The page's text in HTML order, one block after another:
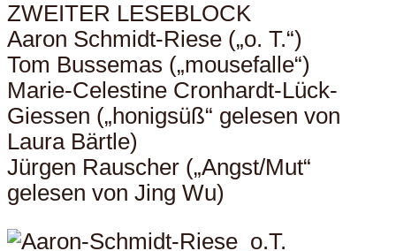
ZWEITER LESEBLOCK
Aaron Schmidt-Riese („o. T.“)
Tom Bussemas („mousefalle“)
Marie-Celestine Cronhardt-Lück-
Giessen („honigsüß“ gelesen von
Laura Bärtle)
Jürgen Rauscher („Angst/Mut“
gelesen von Jing Wu)